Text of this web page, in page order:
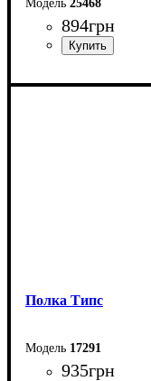
25468
894грн
Ширина: 30 см
Полка Типс
17291
935грн